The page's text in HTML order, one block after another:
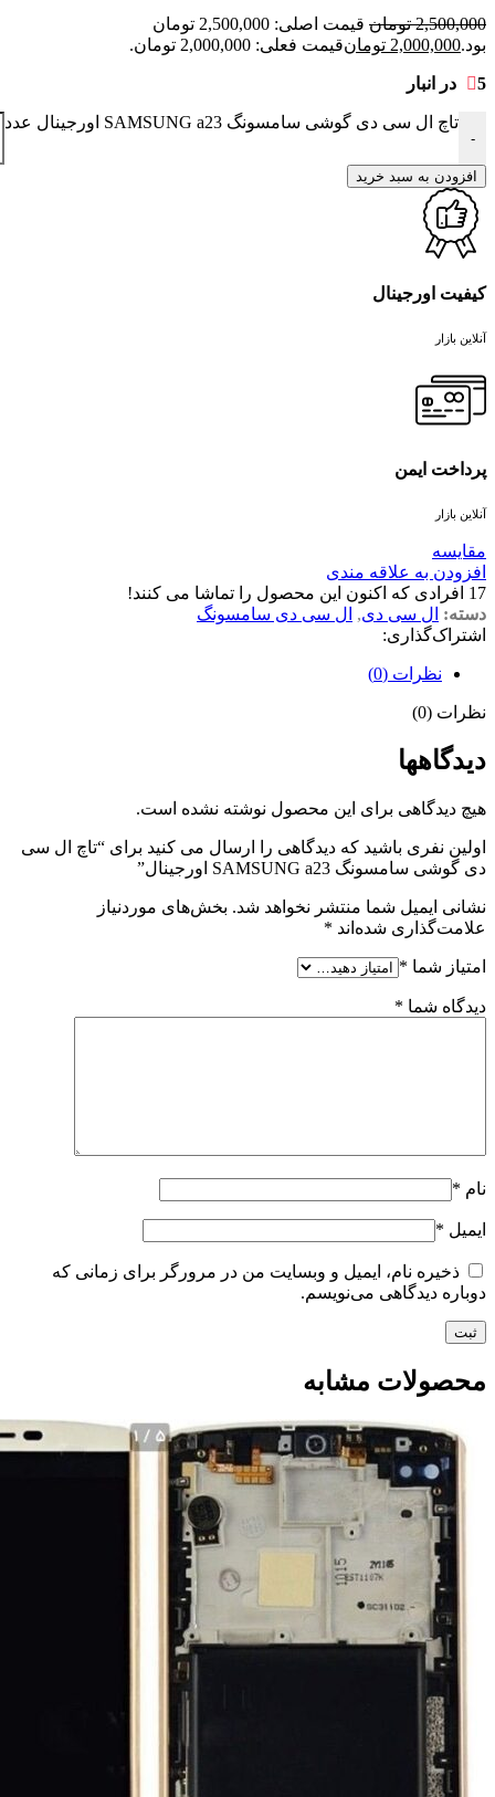
2,500,000 تومان
قیمت اصلی: 2,500,000 تومان
بود.2,000,000 تومانقیمت فعلی: 2,000,000 تومان.
5 در انبار
-
تاچ ال سی دی گوشی سامسونگ SAMSUNG a23 اورجینال عدد
افزودن به سبد خرید
کیفیت اورجینال
آنلاین بازار
پرداخت ایمن
آنلاین بازار
مقايسه
افزودن به علاقه مندی
17 افرادی که اکنون این محصول را تماشا می کنند!
دسته: ال سی دی, ال سی دی سامسونگ
اشتراک‌گذاری:
نظرات (0)
نظرات (0)
دیدگاهها
هیچ دیدگاهی برای این محصول نوشته نشده است.
اولین نفری باشید که دیدگاهی را ارسال می کنید برای “تاچ ال سی
دی گوشی سامسونگ SAMSUNG a23 اورجینال”
نشانی ایمیل شما منتشر نخواهد شد. بخش‌های موردنیاز
علامت‌گذاری شده‌اند *
امتیاز شما *
دیدگاه شما *
نام *
ایمیل *
ذخیره نام، ایمیل و وبسایت من در مرورگر برای زمانی که
دوباره دیدگاهی می‌نویسم.
محصولات مشابه